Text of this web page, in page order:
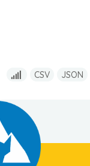
CSV JSON